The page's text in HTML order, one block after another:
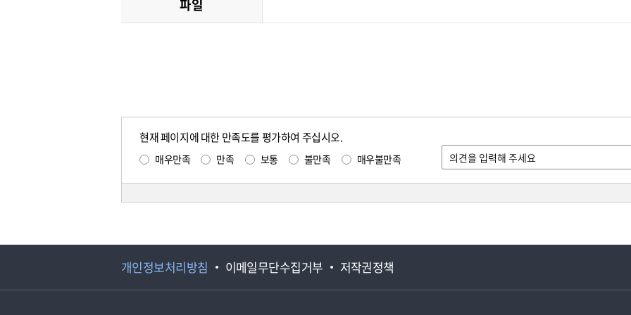
파일
현재 페이지에 대한 만족도를 평가하여 주십시오.
매우만족 만족 보통 불만족 매우불만족
개인정보처리방침 이메일무단수집거부 저작권정책